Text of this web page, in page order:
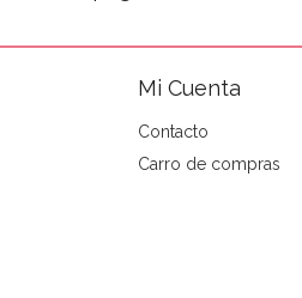
Mi Cuenta
Contacto
Carro de compras